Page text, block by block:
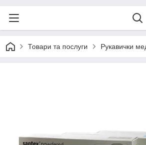
Товари та послуги Рукавички